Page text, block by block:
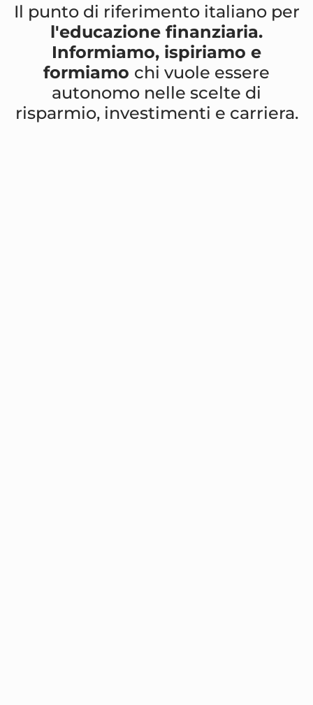
Il punto di riferimento italiano per
l'educazione finanziaria.
Informiamo, ispiriamo e
formiamo chi vuole essere
autonomo nelle scelte di
risparmio, investimenti e carriera.